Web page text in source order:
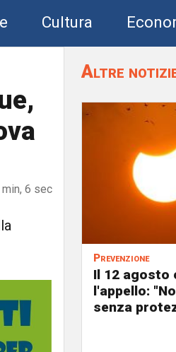
Cultura
min, 6 sec
Altre
Prevenzione
Il 12 agosto
l'appello:
senza